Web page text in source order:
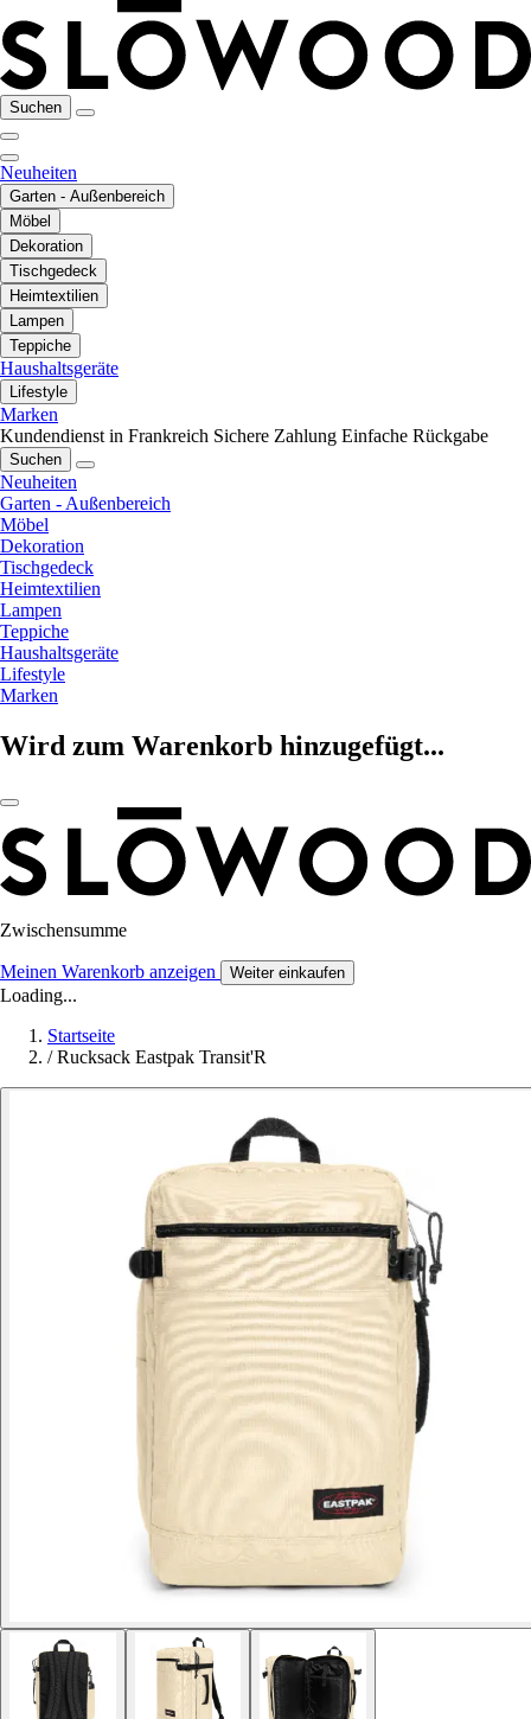
Suchen
Neuheiten
Garten - Außenbereich
Möbel
Dekoration
Tischgedeck
Heimtextilien
Lampen
Teppiche
Haushaltsgeräte
Lifestyle
Marken
Kundendienst in Frankreich Sichere Zahlung Einfache Rückgabe
Suchen
Neuheiten
Garten - Außenbereich
Möbel
Dekoration
Tischgedeck
Heimtextilien
Lampen
Teppiche
Haushaltsgeräte
Lifestyle
Marken
Wird zum Warenkorb hinzugefügt...
Zwischensumme
Meinen Warenkorb anzeigen Weiter einkaufen
Loading...
Startseite
/ Rucksack Eastpak Transit'R